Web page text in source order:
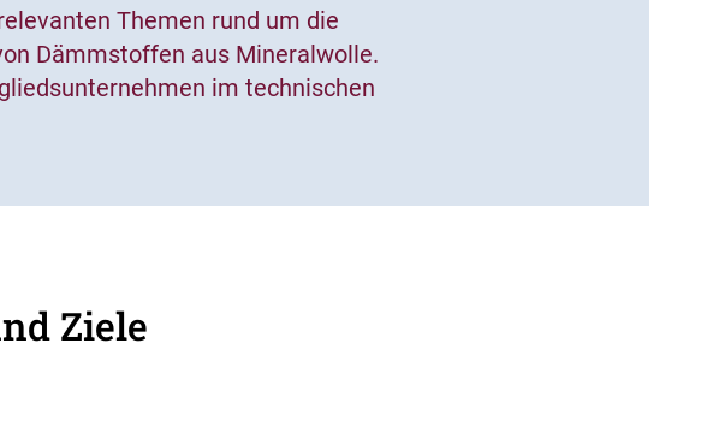
Themen rund um die
Dämmstoffen aus Mineralwolle.
im technischen
Ziele